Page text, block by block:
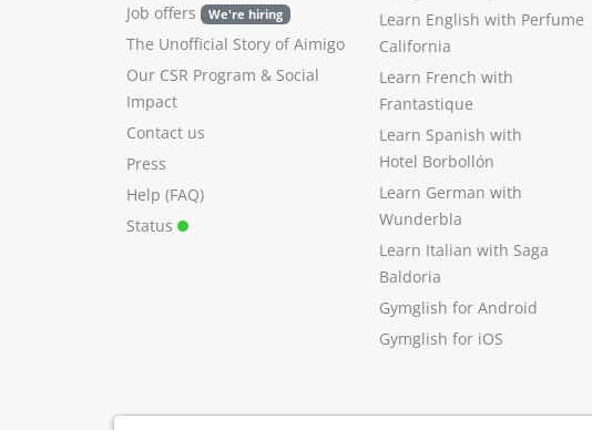
Job offers
We're hiring
The Unofficial Story of Aimigo
Our CSR Program & Social
Impact
Contact us
Press
Help (FAQ)
Status
Learn English with Perfume
California
Learn French with
Frantastique
Learn Spanish with
Hotel Borbollón
Learn German with
Wunderbla
Learn Italian with Saga
Baldoria
Gymglish for Android
Gymglish for iOS